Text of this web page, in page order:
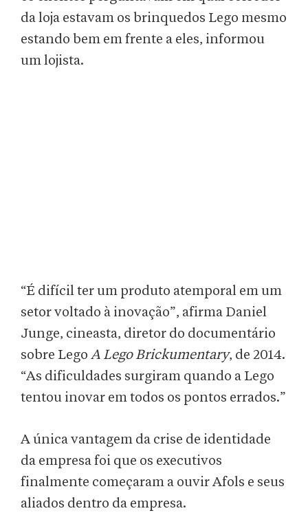
da loja estavam os brinquedos Lego mesmo
estando bem em frente a eles, informou
um lojista.
“É difícil ter um produto atemporal em um
setor voltado à inovação”, afirma Daniel
Junge, cineasta, diretor do documentário
sobre Lego A Lego Brickumentary, de 2014.
“As dificuldades surgiram quando a Lego
tentou inovar em todos os pontos errados.”
A única vantagem da crise de identidade
da empresa foi que os executivos
finalmente começaram a ouvir Afols e seus
aliados dentro da empresa.